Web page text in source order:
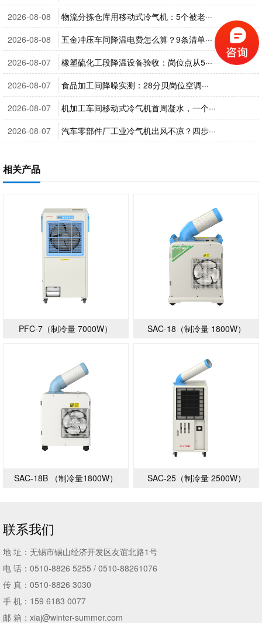
2026-08-08
物流分拣仓库用移动式冷气机：5个被老···
2026-08-08
五金冲压车间降温电费怎么算？9条清单···
2026-08-07
橡塑硫化工段降温设备验收：岗位点从5···
2026-08-07
食品加工间降噪实测：28分贝岗位空调···
2026-08-07
机加工车间移动式冷气机首周凝水，一个···
2026-08-07
汽车零部件厂工业冷气机出风不凉？四步···
相关产品
PFC-7（制冷量 7000W） SAC-18（制冷量 1800W）
SAC-18B （制冷量1800W） SAC-25（制冷量 2500W）
联系我们
地 址：无锡市锡山经济开发区友谊北路1号
电 话：0510-8826 5255 / 0510-88261076
传 真：0510-8826 3030
手 机：159 6183 0077
邮 箱：xiaj@winter-summer.com